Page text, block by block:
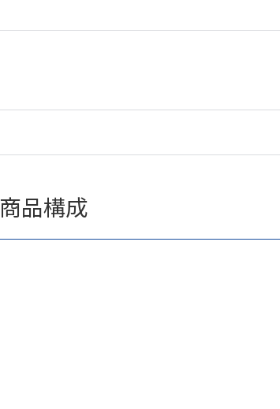
商品構成